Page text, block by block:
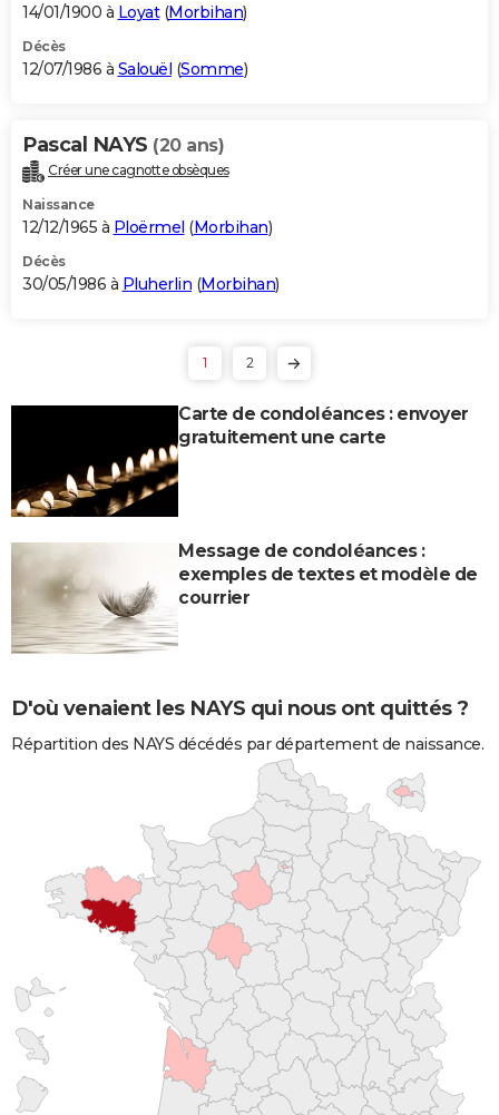
14/01/1900 à Loyat(Morbihan)
Décès
12/07/1986 à Salouël (Somme)
Pascal NAYS (20 ans)
Créer une cagnotte obsèques
Naissance
12/12/1965 à Ploërmel (Morbihan)
Décès
30/05/1986 à Pluherlin (Morbihan)
1 2
Carte de condoléances : envoyer
gratuitement une carte
Message de condoléances :
exemples de textes et modèle de
courrier
D'où venaient les NAYS qui nous ont quittés ?
Répartition des NAYS décédés par département de naissance.